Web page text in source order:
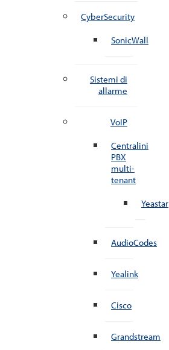
CyberSecurity
SonicWall
Sistemi di
allarme
VoIP
Centralini
PBX
multi-
tenant
Yeastar
AudioCodes
Yealink
Cisco
Grandstream